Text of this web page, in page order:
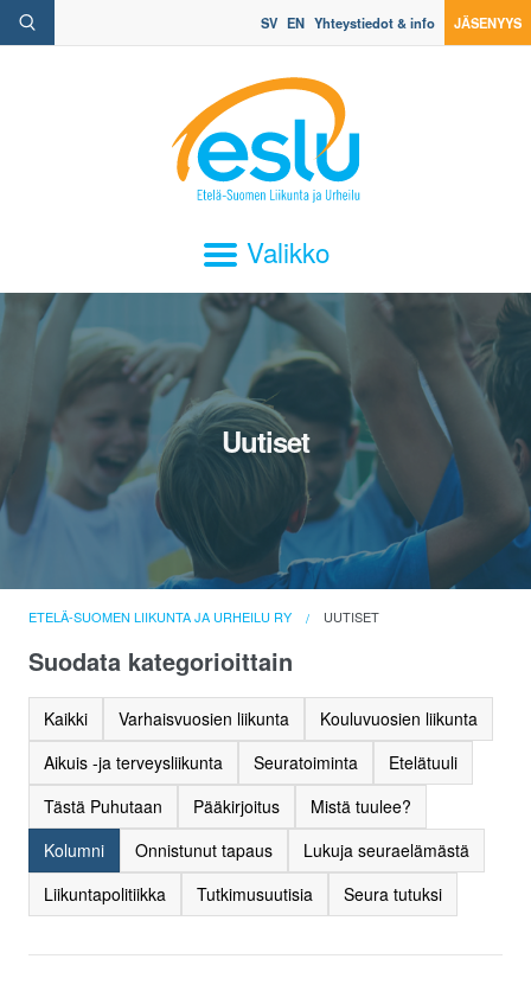
SV EN Yhteystiedot & info JÄSENYYS
Valikko
Uutiset
ETELÄ-SUOMEN LIIKUNTA JA URHEILU RY UUTISET
Suodata kategorioittain
Kaikki Varhaisvuosien liikunta
Kouluvuosien liikunta
Aikuis -ja terveysliikunta
Seuratoiminta
Etelätuuli
Tästä Puhutaan
Pääkirjoitus
Mistä tuulee?
Kolumni
Onnistunut tapaus
Lukuja seuraelämästä
Liikuntapolitiikka
Tutkimusuutisia Seura tutuksi